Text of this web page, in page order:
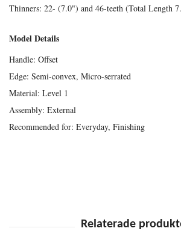
Thinners: 22- (7.0") and 46-teeth (Total Length
Model Details
Handle: Offset
Edge: Semi-convex, Micro-serrated
Material: Level 1
Assembly: External
Recommended for: Everyday, Finishing